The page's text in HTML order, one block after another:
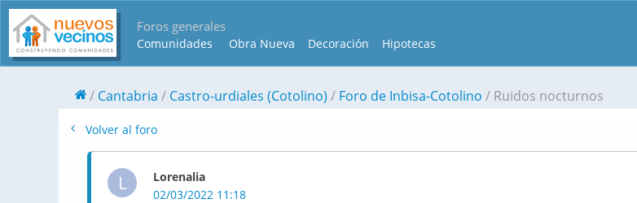
Foros generales
Comunidades Obra Nueva Decoración Hipotecas
Cantabria Castro-urdiales (Cotolino) Foro de Inbisa-Cotolino Ruidos nocturnos
Volver al foro
L
Lorenalia
02/03/2022 11:18